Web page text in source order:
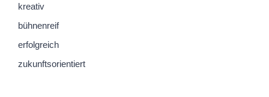
kreativ
bühnenreif
erfolgreich
zukunftsorientiert